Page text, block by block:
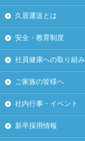
久居運送とは
安全・教育制度
社員健康への取り組み
ご家族の皆様へ
社内行事・イベント
新卒採用情報